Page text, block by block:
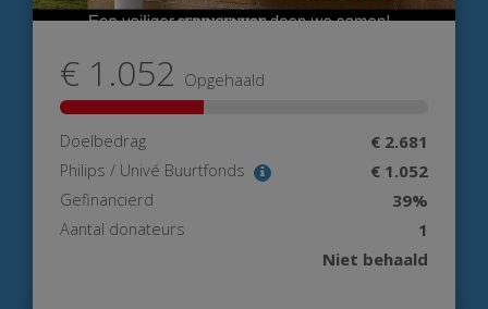
€ 1.052 Opgehaald
Doelbedrag € 2.681
Philips / Univé Buurtfonds € 1.052
Gefinancierd 39%
Aantal donateurs
1
Niet behaald